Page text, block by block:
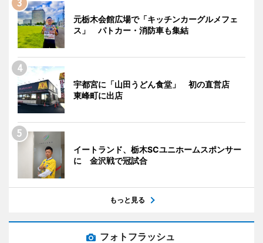
元栃木会館広場で「キッチンカーグルメフェ
ス」 パトカー・消防車も集結
宇都宮に「山田うどん食堂」 初の直営店
東峰町に出店
イートランド、栃木SCユニホームスポンサー
に 金沢戦で冠試合
もっと見る
フォトフラッシュ